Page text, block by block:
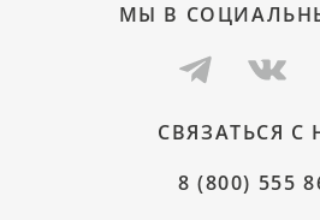
МЫ В
СВЯЗАТЬСЯ С
8 (800) 555